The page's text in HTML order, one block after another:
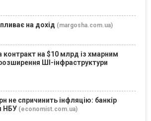
на дохід (margosha.com.ua)
контракт на $10 млрд із хмарним
ШІ-інфраструктури
не спричинить інфляцію: банкір
НБУ (economist.com.ua)